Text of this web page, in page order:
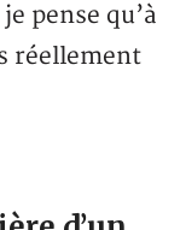
pense qu’à
réellement